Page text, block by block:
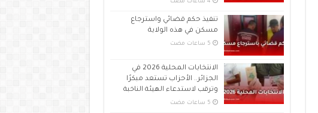
تنفيذ حكم قضائي واسترجاع
مسكن في هذه الولاية
الانتخابات المحلية 2026 في
الجزائر.. الأحزاب تستعد مبكرًا
وترقب لاستدعاء الهيئة الناخبة